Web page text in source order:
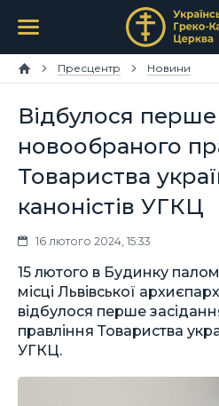
Пресцентр Новини
Відбулося перше
новообраного
Товариства
каноністів УГКЦ
16 лютого 2024, 15:33
15 лютого в Будинку
місці Львівської
відбулося перше
правління Товариства
УГКЦ.